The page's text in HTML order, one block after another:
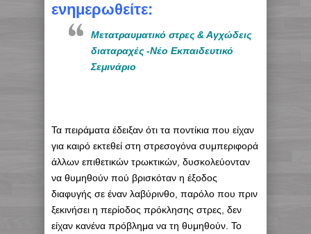
ενημερωθείτε:
Μετατραυματικό στρες & Αγχώδεις
διαταραχές -Νέο Εκπαιδευτικό
Σεμινάριο
Τα πειράματα έδειξαν ότι τα ποντίκια που είχαν
για καιρό εκτεθεί στη στρεσογόνα συμπεριφορά
άλλων επιθετικών τρωκτικών, δυσκολεύονταν
να θυμηθούν πού βρισκόταν η έξοδος
διαφυγής σε έναν λαβύρινθο, παρόλο που πριν
ξεκινήσει η περίοδος πρόκλησης στρες, δεν
είχαν κανένα πρόβλημα να τη θυμηθούν. Το